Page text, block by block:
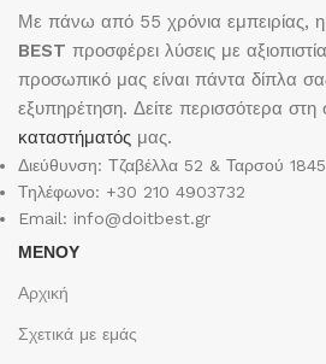
Με πάνω από 55 χρόνια εμπειρίας, η
BEST προσφέρει λύσεις με
προσωπικό μας είναι πάντα δίπλα
εξυπηρέτηση. Δείτε περισσότερα στη
καταστήματός μας.
Διεύθυνση: Τζαβέλλα 52 & Ταρσού
Τηλέφωνο: +30 210 4903732
Email: info@doitbest.gr
ΜΕΝΟΥ
Αρχική
Σχετικά με εμάς